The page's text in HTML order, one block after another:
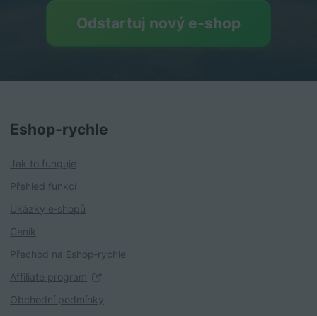
Odstartuj nový e‑shop
Eshop‑rychle
Jak to funguje
Přehled funkcí
Ukázky e‑shopů
Ceník
Přechod na Eshop‑rychle
Affiliate program
Obchodní podmínky